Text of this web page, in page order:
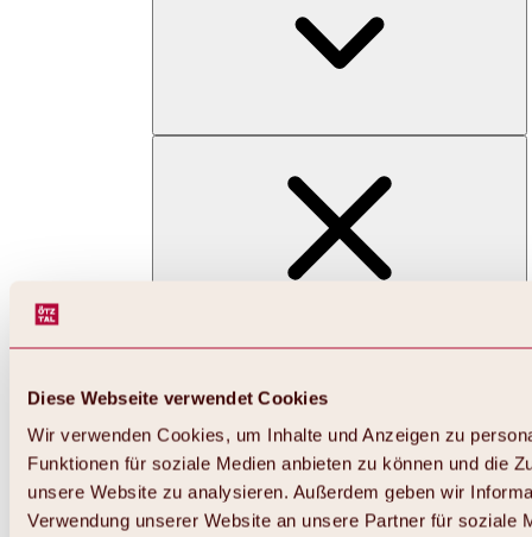
Diese Webseite verwendet Cookies
Wir verwenden Cookies, um Inhalte und Anzeigen zu
Funktionen für soziale Medien anbieten zu können und die
unsere Website zu analysieren. Außerdem geben wir
Verwendung unserer Website an unsere Partner für soziale